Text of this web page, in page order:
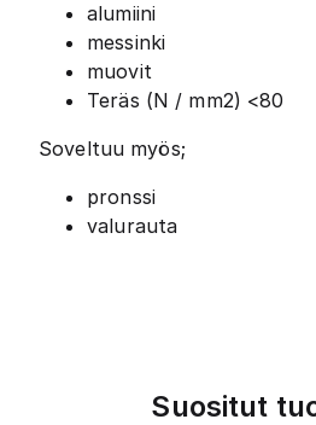
alumiini
messinki
muovit
Teräs (N / mm2) <80
Soveltuu myös;
pronssi
valurauta
Suositut